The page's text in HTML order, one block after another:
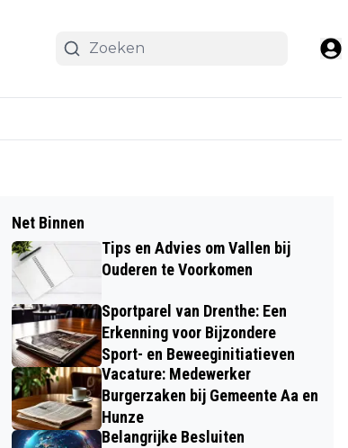
Net Binnen
Tips en Advies om Vallen bij
Ouderen te Voorkomen
Sportparel van Drenthe: Een
Erkenning voor Bijzondere
Sport- en Beweeginitiatieven
Vacature: Medewerker
Burgerzaken bij Gemeente Aa en
Hunze
Belangrijke Besluiten